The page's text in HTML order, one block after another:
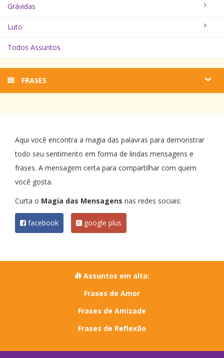
Grávidas
Luto
Todos Assuntos
FRASES
Aqui você encontra a magia das palavras para demonstrar
todo seu sentimento em forma de lindas mensagens e
frases. A mensagem certa para compartilhar com quem
você gosta.
Curta o Magia das Mensagens nas redes sociais:
facebook google plus
Assuntos em alta:
Frases de Amor
Frases de Amizade
Frases de Reflexão